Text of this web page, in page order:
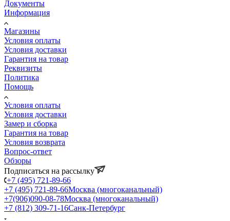
Документы
Информация
Магазины
Условия оплаты
Условия доставки
Гарантия на товар
Реквизиты
Политика
Помощь
Условия оплаты
Условия доставки
Замер и сборка
Гарантия на товар
Условия возврата
Вопрос-ответ
Обзоры
Подписаться на рассылку
+7 (495) 721-89-66
+7 (495) 721-89-66Москва (многоканальный)
+7(906)090-08-78Москва (многоканальный)
+7 (812) 309-71-16Санк-Петербург